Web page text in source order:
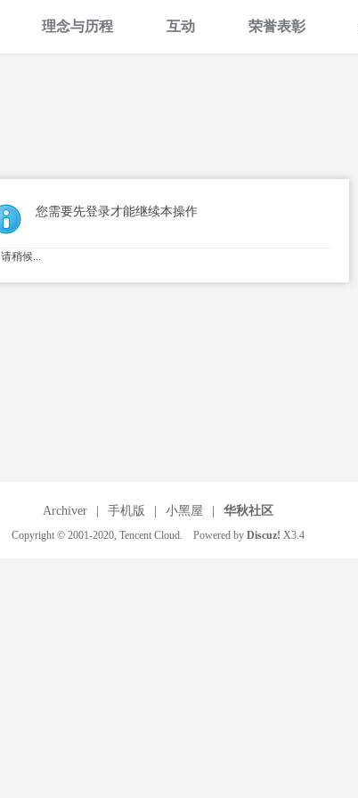
理念与历程 互动 荣誉表彰
您需要先登录才能继续本操作
请稍候...
Archiver 手机版 小黑屋 华秋社区
Copyright © 2001-2020, Tencent Cloud. Powered by Discuz! X3.4